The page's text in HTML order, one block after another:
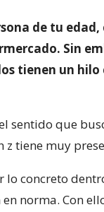
de tu
Sin
tienen un
sentido que
z tiene muy
lo concreto
norma. Con